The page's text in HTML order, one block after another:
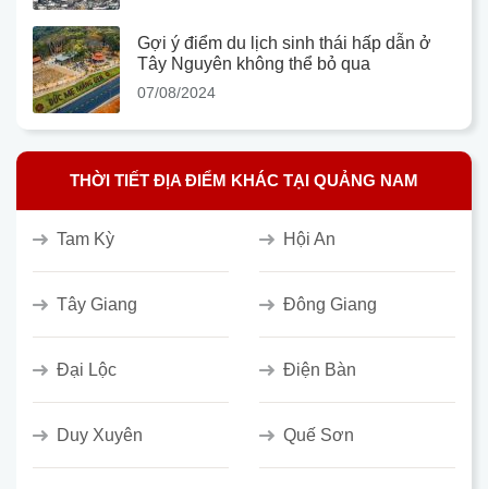
Gợi ý điểm du lịch sinh thái hấp dẫn ở
Tây Nguyên không thể bỏ qua
07/08/2024
THỜI TIẾT ĐỊA ĐIỂM KHÁC TẠI QUẢNG NAM
Tam Kỳ Hội An
Tây Giang Đông Giang
Đại Lộc Điện Bàn
Duy Xuyên Quế Sơn